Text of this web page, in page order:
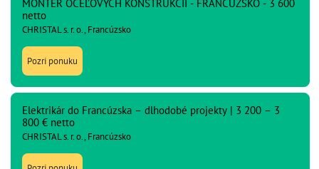
MONTÉR OCEĽOVÝCH KONŠTRUKCIÍ - FRANCÚZSKO - 3 600
netto
CHRISTAL s. r. o., Francúzsko
Pozri ponuku
Elektrikár do Francúzska – dlhodobé projekty | 3 200 – 3
800 € netto
CHRISTAL s. r. o., Francúzsko